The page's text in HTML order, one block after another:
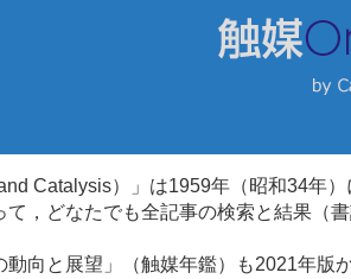
Catalysis）」は1959年（昭和34年
て，どなたでも全記事の検索と結果（
動向と展望」（触媒年鑑）も2021年